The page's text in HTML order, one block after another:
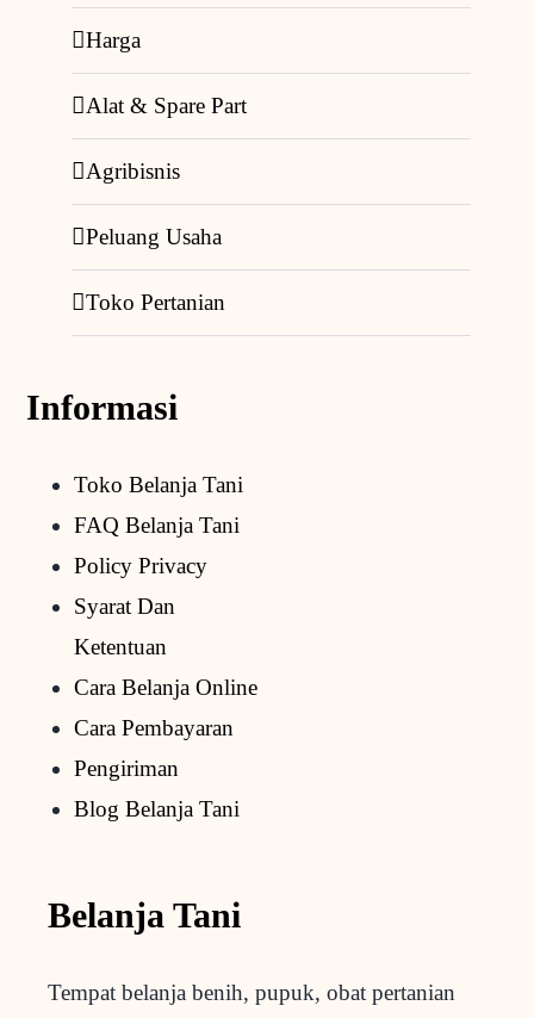
Harga
Alat & Spare Part
Agribisnis
Peluang Usaha
Toko Pertanian
Informasi
Toko Belanja Tani
FAQ Belanja Tani
Policy Privacy
Syarat Dan
Ketentuan
Cara Belanja Online
Cara Pembayaran
Pengiriman
Blog Belanja Tani
Belanja Tani
Tempat belanja benih, pupuk, obat pertanian